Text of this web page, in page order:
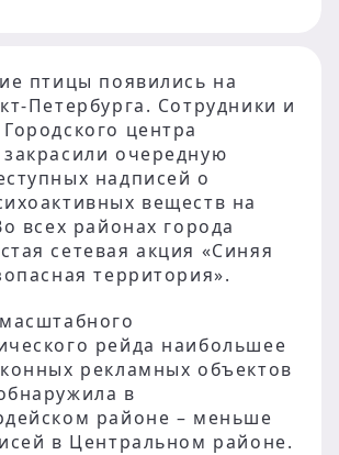
птицы появились на
Петербурга. Сотрудники и
центра
очередную
надписей о
веществ на
всех районах города
сетевая акция «Синяя
территория».
рейда наибольшее
рекламных объектов
в
районе – меньше
в Центральном районе.